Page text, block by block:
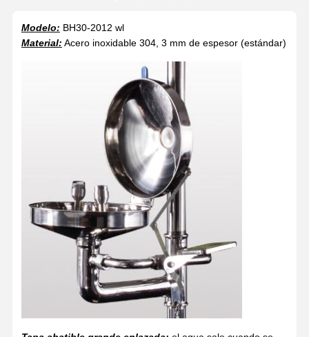
Modelo: BH30-2012 wl
Material: Acero inoxidable 304, 3 mm de espesor (estándar)